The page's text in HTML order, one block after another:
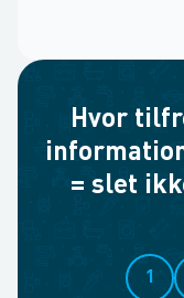
Hvor
= slet
1